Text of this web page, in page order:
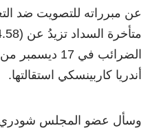
عن مبرراته للتصويت ضد
الضرائب في 17
أندريا كاربينسكي استقالتها.
وسأل عضو المجلس شودري